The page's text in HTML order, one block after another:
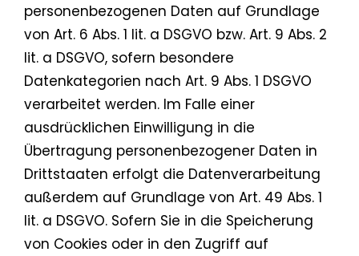
personenbezogenen Daten auf Grundlage
von Art. 6 Abs. 1 lit. a DSGVO bzw. Art. 9 Abs. 2
lit. a DSGVO, sofern besondere
Datenkategorien nach Art. 9 Abs. 1 DSGVO
verarbeitet werden. Im Falle einer
ausdrücklichen Einwilligung in die
Übertragung personenbezogener Daten in
Drittstaaten erfolgt die Datenverarbeitung
außerdem auf Grundlage von Art. 49 Abs. 1
lit. a DSGVO. Sofern Sie in die Speicherung
von Cookies oder in den Zugriff auf